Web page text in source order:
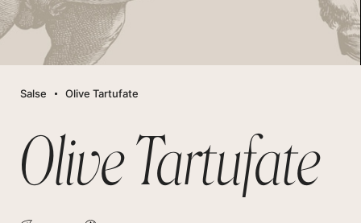
Salse Olive Tartufate
Olive Tartufate